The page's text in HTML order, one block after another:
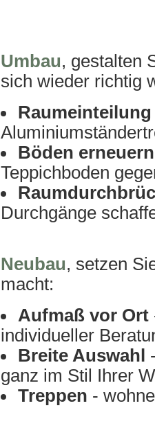
Umbau, gestalten
sich wieder richtig
Böden erneuern
Teppichboden
Durchgänge
Neubau, setzen
macht:
Aufmaß vor Ort
individueller
Breite Auswahl
ganz im Stil Ihrer
Treppen -